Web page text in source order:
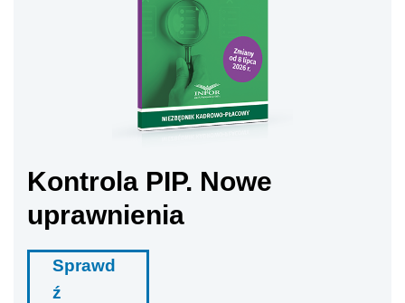
Kontrola PIP. Nowe
uprawnienia
Sprawd
ź